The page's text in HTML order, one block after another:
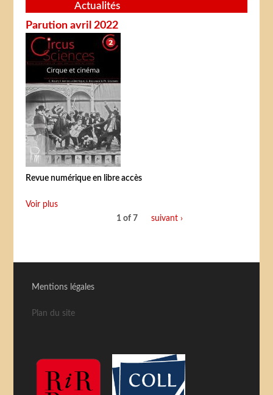
Actualités
Parution avril 2022
Revue numérique en libre accès
Voir plus
1 of 7
suivant ›
Mentions légales
Plan du site